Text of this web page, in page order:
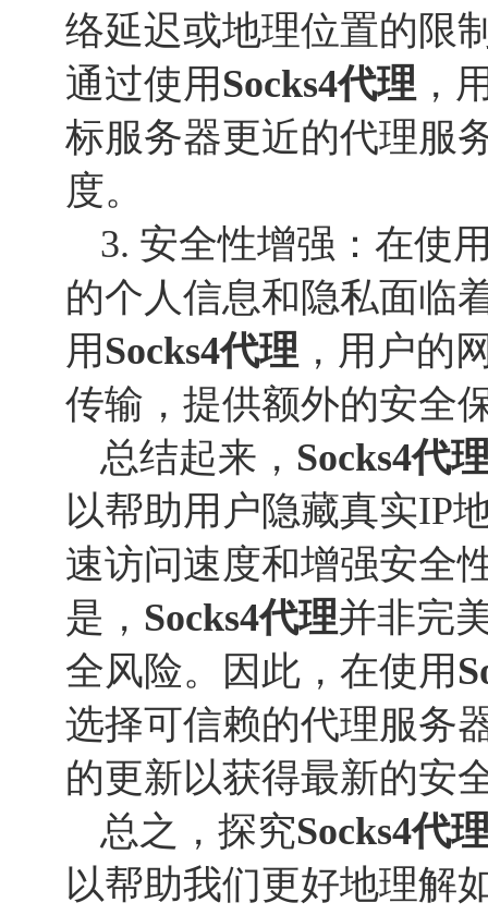
络延迟或地理位置的限
通过使用 Socks4代理 ，
标服务器更近的代理服
度。
3. 安全性增强：在使
的个人信息和隐私面临
用 Socks4代理 ，用户的
传输，提供额外的安全
总结起来， Socks4代
以帮助用户隐藏真实IP
速访问速度和增强安全
是， Socks4代理并非完
全风险。因此，在使用
选择可信赖的代理服务
的更新以获得最新的安
总之，探究Socks4代
以帮助我们更好地理解